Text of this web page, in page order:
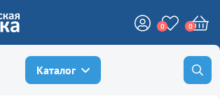
0 0
Каталог